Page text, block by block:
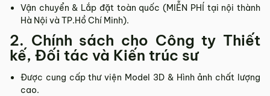
Vận chuyển & Lắp đặt toàn quốc (MIỄN PHÍ tại nội thành
Hà Nội và TP.Hồ Chí Minh).
2. Chính sách cho Công ty Thiết
kế, Đối tác và Kiến trúc sư
Được cung cấp thư viện Model 3D & Hình ảnh chất lượng
cao.